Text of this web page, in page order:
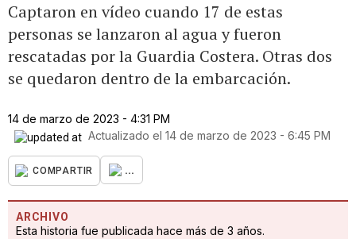
Captaron en vídeo cuando 17 de estas
personas se lanzaron al agua y fueron
rescatadas por la Guardia Costera. Otras dos
se quedaron dentro de la embarcación.
14 de marzo de 2023 - 4:31 PM
Actualizado el 14 de marzo de 2023 - 6:45 PM
COMPARTIR ...
ARCHIVO
Esta historia fue publicada hace más de 3 años.